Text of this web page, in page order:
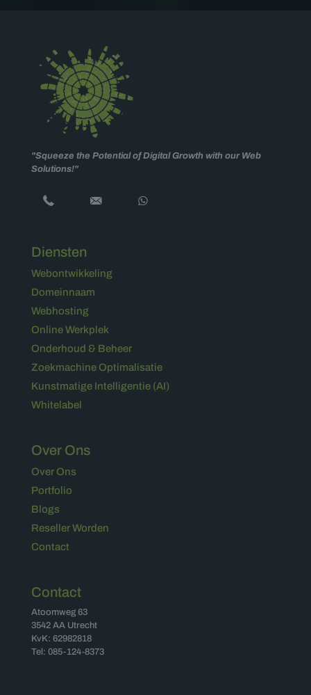
"Squeeze the Potential of Digital Growth with our Web
Solutions!"
Diensten
Webontwikkeling
Domeinnaam
Webhosting
Online Werkplek
Onderhoud & Beheer
Zoekmachine Optimalisatie
Kunstmatige Intelligentie (AI)
Whitelabel
Over Ons
Over Ons
Portfolio
Blogs
Reseller Worden
Contact
Contact
Atoomweg 63
3542 AA Utrecht
KvK: 62982818
Tel: 085-124-8373